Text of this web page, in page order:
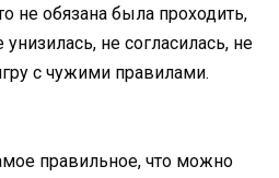
не обязана была проходить,
не согласилась, не
с чужими правилами.
правильное, что можно